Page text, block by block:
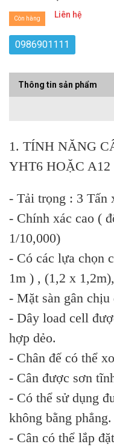
Liên hệ
Còn hàng
0986901111
Thông tin sản phẩm
1. TÍNH NĂNG
YHT6 HOẶC
- Tải trọng : 3 Tấn
- Chính xác cao (
1/10,000)
- Có các lựa chọn
1m ) , (1,2 x
- Mặt sàn gân
- Dây load cell
hợp dẻo.
- Chân đế có thể
- Cân được sơn
- Có thể sử dụng
không bằng phẳng.
- Cân có thể lắp